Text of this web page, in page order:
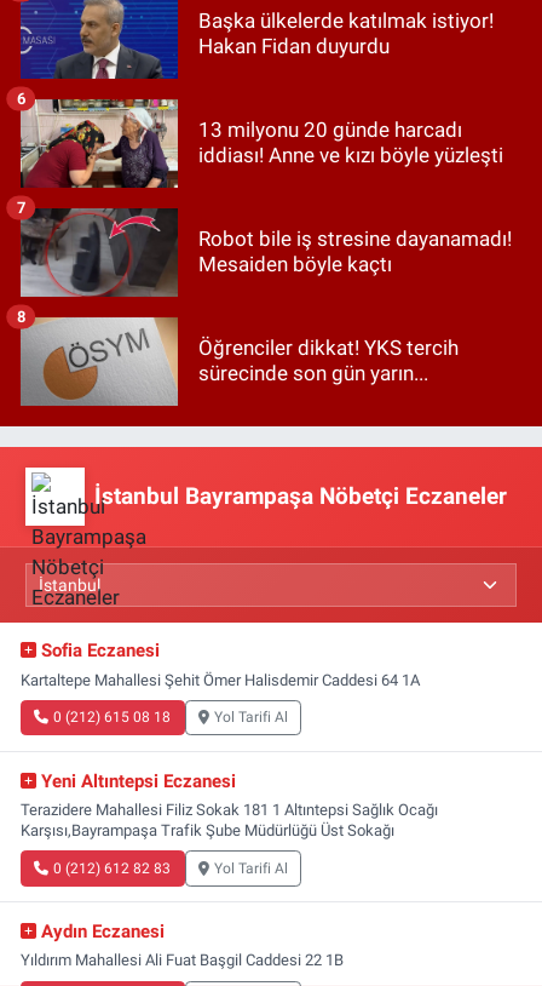
Başka ülkelerde katılmak istiyor!
Hakan Fidan duyurdu
13 milyonu 20 günde harcadı
iddiası! Anne ve kızı böyle yüzleşti
6
Robot bile iş stresine dayanamadı!
Mesaiden böyle kaçtı
7
Öğrenciler dikkat! YKS tercih
sürecinde son gün yarın...
8
İstanbul Bayrampaşa Nöbetçi Eczaneler
Sofia Eczanesi
Kartaltepe Mahallesi Şehit Ömer Halisdemir Caddesi 64 1A
0 (212) 615 08 18 Yol Tarifi Al
Yeni Altıntepsi Eczanesi
Terazidere Mahallesi Filiz Sokak 181 1 Altıntepsi Sağlık Ocağı
Karşısı,Bayrampaşa Trafik Şube Müdürlüğü Üst Sokağı
0 (212) 612 82 83 Yol Tarifi Al
Aydın Eczanesi
Yıldırım Mahallesi Ali Fuat Başgil Caddesi 22 1B